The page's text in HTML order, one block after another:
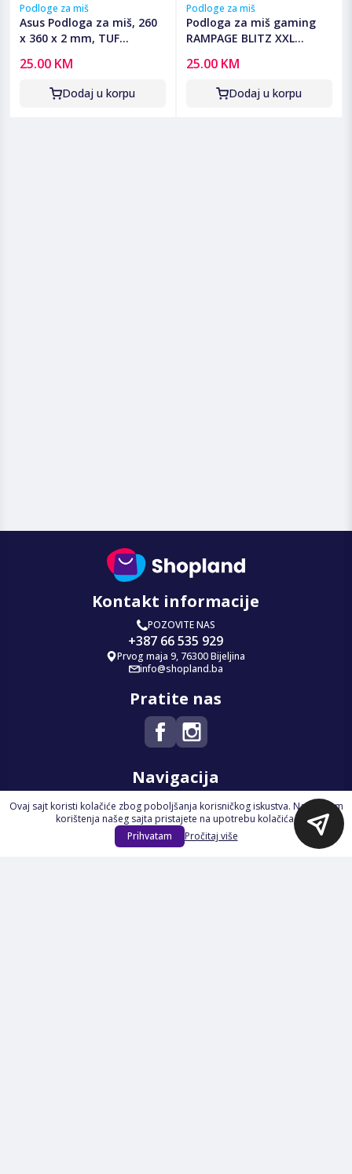
Podloge za miš
Asus Podloga za miš, 260
x 360 x 2 mm, TUF
P1 Mouse Pad
25.00 KM
Dodaj u korpu
Podloge za miš
Podloga za miš gaming
RAMPAGE BLITZ XXL
neutral fabric black,
41203
25.00 KM
Dodaj u korpu
Kontakt informacije
POZOVITE NAS
+387 66 535 929
Prvog maja 9, 76300 Bijeljina
info@shopland.ba
Pratite nas
Navigacija
Početna
Na Akciji
Izdvajamo
Ovaj sajt koristi kolačiće zbog poboljšanja korisničkog iskustva. Nastavkom
korištenja našeg sajta pristajete na upotrebu kolačića.
Prihvatam
Pročitaj više